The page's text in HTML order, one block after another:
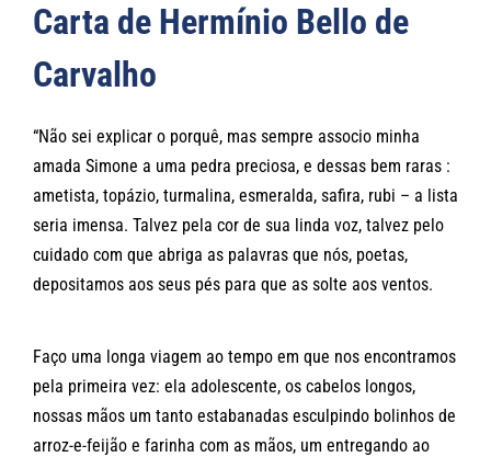
Carta de Hermínio Bello de
Carvalho
“Não sei explicar o porquê, mas sempre associo minha
amada Simone a uma pedra preciosa, e dessas bem raras :
ametista, topázio, turmalina, esmeralda, safira, rubi – a lista
seria imensa. Talvez pela cor de sua linda voz, talvez pelo
cuidado com que abriga as palavras que nós, poetas,
depositamos aos seus pés para que as solte aos ventos.
Faço uma longa viagem ao tempo em que nos encontramos
pela primeira vez: ela adolescente, os cabelos longos,
nossas mãos um tanto estabanadas esculpindo bolinhos de
arroz-e-feijão e farinha com as mãos, um entregando ao